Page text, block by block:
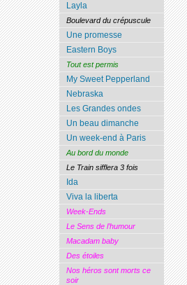
Layla
Boulevard du crépuscule
Une promesse
Eastern Boys
Tout est permis
My Sweet Pepperland
Nebraska
Les Grandes ondes
Un beau dimanche
Un week-end à Paris
Au bord du monde
Le Train sifflera 3 fois
Ida
Viva la liberta
Week-Ends
Le Sens de l’humour
Macadam baby
Des étoiles
Nos héros sont morts ce
soir